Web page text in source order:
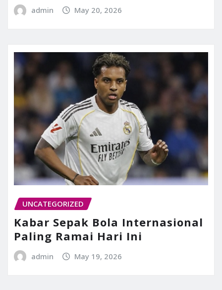
admin May 20, 2026
UNCATEGORIZED
Kabar Sepak Bola Internasional
Paling Ramai Hari Ini
admin May 19, 2026